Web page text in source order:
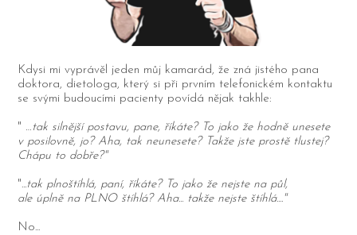
Kdysi mi vyprávěl jeden můj kamarád, že zná jistého pana
doktora, dietologa, který si při prvním telefonickém kontaktu
se svými budoucími pacienty povídá nějak takhle:
" …tak silnější postavu, pane, říkáte? To jako že hodně unesete
v posilovně, jo? Aha, tak neunesete? Takže jste prostě tlustej?
Chápu to dobře?"
"...tak plnoštíhlá, paní, říkáte? To jako že nejste na půl,
ale úplně na PLNO štíhlá? Aha... takže nejste štíhlá...."
No...